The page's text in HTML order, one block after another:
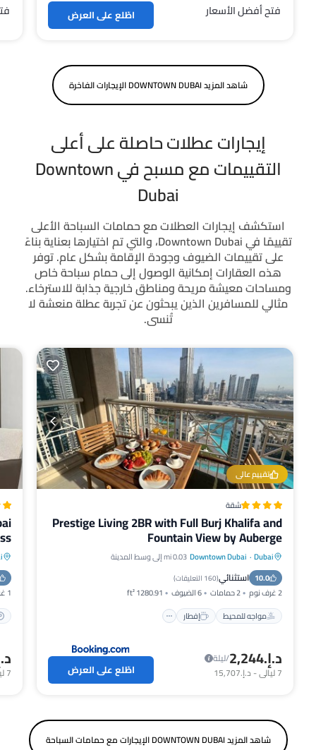
فتح أفضل الأسعار اطّلع على العرض
شاهد المزيد DOWNTOWN DUBAI الإيجارات الفاخرة
إيجارات عطلات حاصلة على أعلى
التقييمات مع مسبح في Downtown
Dubai
استكشف إيجارات العطلات مع حمامات السباحة الأعلى
تقييمًا في Downtown Dubai، والتي تم اختيارها بعناية بناءً
على تقييمات الضيوف وجودة الإقامة بشكل عام. توفر
هذه العقارات إمكانية الوصول إلى حمام سباحة خاص
ومساحات معيشة مريحة ومناطق خارجية جذابة للاسترخاء.
مثالي للمسافرين الذين يبحثون عن تجربة عطلة منعشة لا
تُنسى.
تقييم عالي
شقة
Prestige Living 2BR with Full Burj Khalifa and
Fountain View by Auberge
Dubai
·
Downtown Dubai 0.03 mi إلى وسط المدينة
10.0 استثنائي(160 التعليقات )
2 غرف نوم 2 حمامات 6 الضيوف
1280.91 ft²
مواجه للمحيط
إفطار
مواجه للمحيط إفطار
موقف سيارات
مسبح
د.إ.‏2,244
/ليلة
7ليالي- د.إ.‏15,707 اطّلع على العرض
1 غرفة نوم
7
شاهد المزيد DOWNTOWN DUBAI الإيجارات مع حمامات السباحة